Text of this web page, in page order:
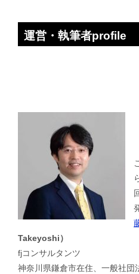
運営・執筆者profile
Takeyoshi）
fjコンサルタンツ
神奈川県鎌倉市在住、一般社団